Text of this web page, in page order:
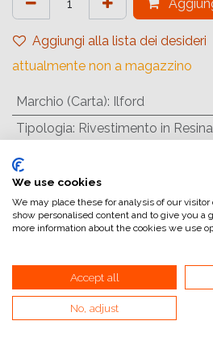
Aggiungi alla lista dei desideri
attualmente non a magazzino
Marchio (Carta): Ilford
Tipologia: Rivestimento in Resina
Gradiente
Quantità (Fogli)
Formato (Carta): 17,8x24 cm
Superficie:Perlescente
Tipologia di Carta:Bianco e Nero
We use cookies
We may place these for analysis of our
show personalised content and to give you a
more information about the cookies we use
Accept all
No, adjust